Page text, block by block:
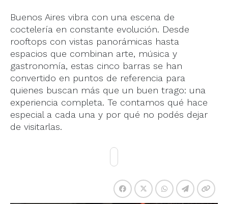
Buenos Aires vibra con una escena de
coctelería en constante evolución. Desde
rooftops con vistas panorámicas hasta
espacios que combinan arte, música y
gastronomía, estas cinco barras se han
convertido en puntos de referencia para
quienes buscan más que un buen trago: una
experiencia completa. Te contamos qué hace
especial a cada una y por qué no podés dejar
de visitarlas.